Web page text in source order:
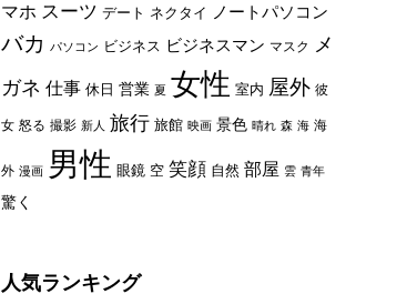
マホ スーツ デート ネクタイ ノートパソコン
バカ パソコン ビジネス ビジネスマン マスク メ
ガネ 仕事 休日 営業 夏 女性 室内 屋外 彼
女 怒る 撮影 新人 旅行 旅館 映画 景色 晴れ 森 海 海
外 漫画 男性 眼鏡 空 笑顔 自然 部屋 雲 青年
驚く
人気ランキング